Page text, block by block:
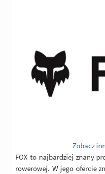
Zobacz
FOX to najbardziej znany
rowerowej. W jego ofercie